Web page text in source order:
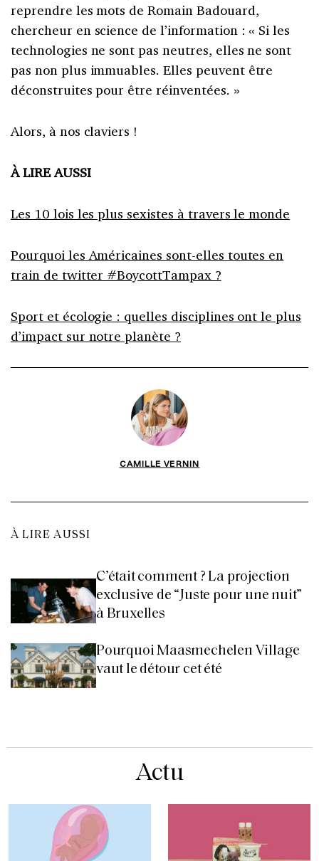
reprendre les mots de Romain Badouard,
chercheur en science de l’information : « Si les
technologies ne sont pas neutres, elles ne sont
pas non plus immuables. Elles peuvent être
déconstruites pour être réinventées. »
Alors, à nos claviers !
À LIRE AUSSI
Les 10 lois les plus sexistes à travers le monde
Pourquoi les Américaines sont-elles toutes en
train de twitter #BoycottTampax ?
Sport et écologie : quelles disciplines ont le plus
d’impact sur notre planète ?
CAMILLE VERNIN
À LIRE AUSSI
C’était comment ? La projection
exclusive de “Juste pour une nuit”
à Bruxelles
Pourquoi Maasmechelen Village
vaut le détour cet été
Actu